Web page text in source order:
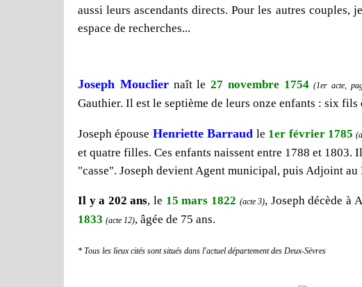
aussi leurs ascendants directs. Pour les autres
espace de recherches...
Joseph Moucliernaît le27 novembre 1754 (1er acte,
Gauthier. Il est le septième de leurs onze enfants : six
Joseph épouse Henriette Barraud le 1er février 1785
et quatre filles. Ces enfants naissent entre 1788 et 1803.
"casse". Joseph devient Agent municipal, puis Adjoint au
Il y a 202 ans, le 15 mars 1822 (acte 3), Joseph décède à
1833 (acte 12), âgée de 75 ans.
* Tous les lieux cités sont situés dans l'actuel département des Deux-Sèvres